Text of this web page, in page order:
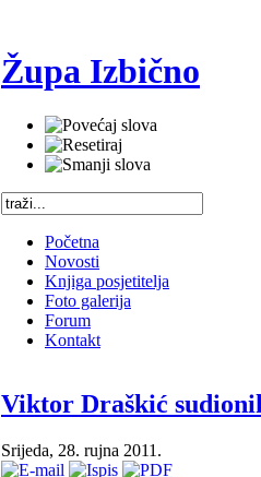
Župa Izbično
Početna
Novosti
Knjiga posjetitelja
Foto galerija
Forum
Kontakt
Viktor Draškić
Srijeda, 28. rujna 2011.